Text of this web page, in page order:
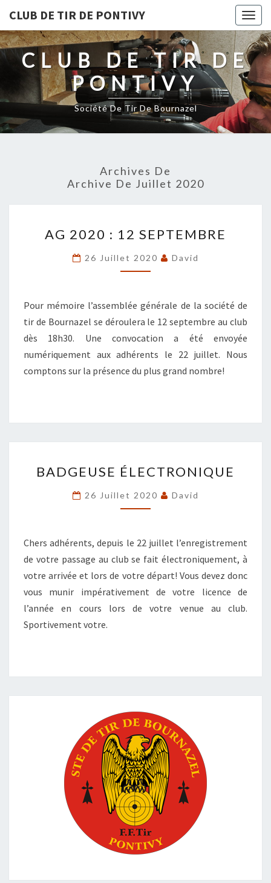
CLUB DE TIR DE PONTIVY
CLUB DE TIR DE
PONTIVY
Société De Tir De Bournazel
Archives De
Archive De Juillet 2020
2020
:
12
AG 2020 : 12 SEPTEMBRE
26 Juillet 2020 David
Pour mémoire l’assemblée générale de la société de
tir de Bournazel se déroulera le 12 septembre au club
dès 18h30. Une convocation a été envoyée
numériquement aux adhérents le 22 juillet. Nous
comptons sur la présence du plus grand nombre!
ÉLECTRONIQUE
BADGEUSE ÉLECTRONIQUE
26 Juillet 2020 David
Chers adhérents, depuis le 22 juillet l’enregistrement
de votre passage au club se fait électroniquement, à
votre arrivée et lors de votre départ! Vous devez donc
vous munir impérativement de votre licence de
l’année en cours lors de votre venue au club.
Sportivement votre.